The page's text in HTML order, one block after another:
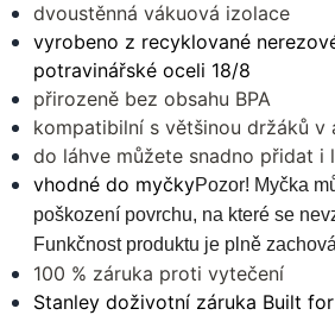
dvoustěnná vákuová izolace
vyrobeno z recyklované
potravinářské oceli 18/8
přirozeně bez obsahu BPA
kompatibilní s většinou držáků v
do láhve můžete snadno přidat i
vhodné do myčkyPozor! Myčka
poškození povrchu, na které se
Funkčnost produktu je plně
100 % záruka proti vytečení
Stanley doživotní záruka Built